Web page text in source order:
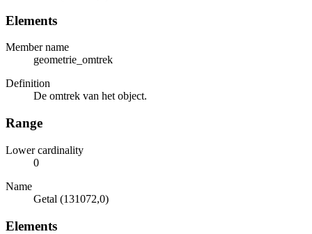
Elements
Member name
geometrie_omtrek
Definition
De omtrek van het object.
Range
Lower cardinality
0
Name
Getal (131072,0)
Elements